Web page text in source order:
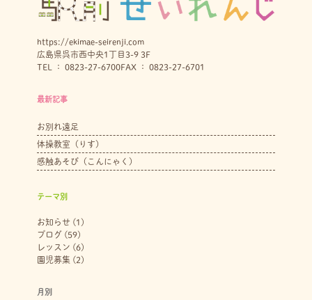
https://ekimae-seirenji.com
広島県呉市西中央1丁目3-9 3F
TEL ： 0823-27-6700FAX ： 0823-27-6701
最新記事
お別れ遠足
体操教室（りす）
感触あそび（こんにゃく）
テーマ別
お知らせ(1)
ブログ (59)
レッスン (6)
園児募集 (2)
月別